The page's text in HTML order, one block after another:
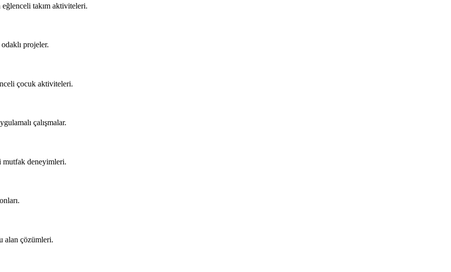
takım aktiviteleri.
projeler.
çocuk aktiviteleri.
çalışmalar.
mutfak deneyimleri.
alan çözümleri.